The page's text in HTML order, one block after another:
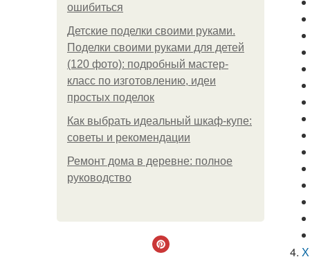
ошибиться
Детские поделки своими руками.
Поделки своими руками для детей
(120 фото): подробный мастер-
класс по изготовлению, идеи
простых поделок
Как выбрать идеальный шкаф-купе:
советы и рекомендации
Ремонт дома в деревне: полное
руководство